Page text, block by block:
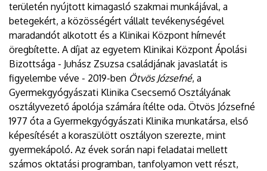
területén nyújtott kimagasló szakmai munkájával, a
betegekért, a közösségért vállalt tevékenységével
maradandót alkotott és a Klinikai Központ hírnevét
öregbítette. A díjat az egyetem Klinikai Központ Ápolási
Bizottsága - Juhász Zsuzsa családjának javaslatát is
figyelembe véve - 2019-ben Ötvös Józsefné, a
Gyermekgyógyászati Klinika Csecsemő Osztályának
osztályvezető ápolója számára ítélte oda. Ötvös Józsefné
1977 óta a Gyermekgyógyászati Klinika munkatársa, első
képesítését a koraszülött osztályon szerezte, mint
gyermekápoló. Az évek során napi feladatai mellett
számos oktatási programban, tanfolyamon vett részt,